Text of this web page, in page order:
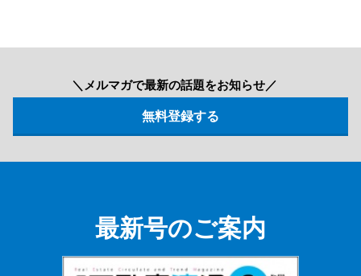
＼メルマガで最新の話題をお知らせ／
最新号のご案内